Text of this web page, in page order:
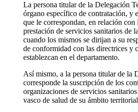
La persona titular de la Delegación
órgano específico de contratación, y
que le correspondan, en relación con
prestación de servicios sanitarios de
cuando los mismos se dirijan a su
de conformidad con las directrices y
establezcan en el departamento.
Así mismo, a la persona titular de la
corresponde la suscripción de los
organizaciones de servicios
vasco de salud de su ámbito